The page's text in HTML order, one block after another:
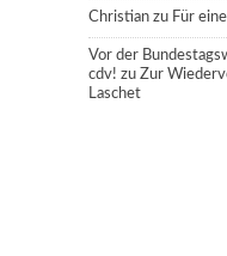
Christian zu Für
Vor der
cdv! zu Zur
Laschet